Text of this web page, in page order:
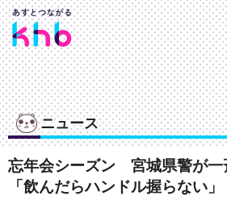
ニュース
忘年会シーズン 宮城県警が
「飲んだらハンドル握らない」